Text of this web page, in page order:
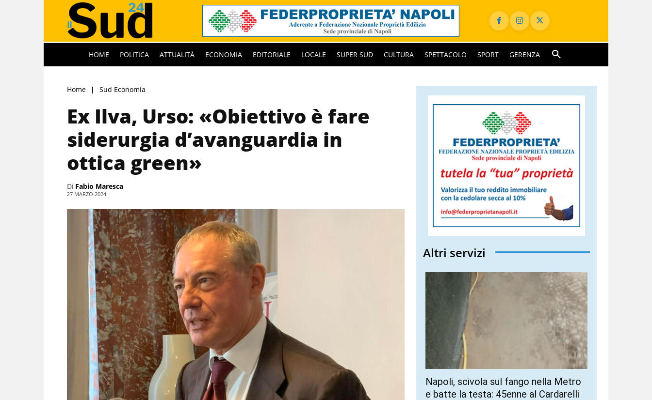
HOME POLITICA ATTUALITÀ ECONOMIA EDITORIALE LOCALE SUPER SUD CULTURA SPETTACOLO SPORT GERENZA
Home Sud Economia
Ex Ilva, Urso: «Obiettivo è fare
siderurgia d’avanguardia in
ottica green»
Di Fabio Maresca
27 MARZO 2024
Altri servizi
Napoli, scivola sul fango nella Metro
e batte la testa: 45enne al Cardarelli